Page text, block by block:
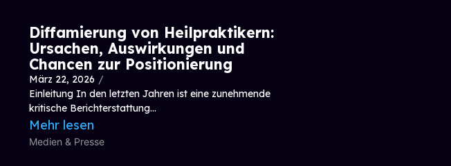
Diffamierung von Heilpraktikern:
Ursachen, Auswirkungen und
Chancen zur Positionierung
März 22, 2026 /
Einleitung In den letzten Jahren ist eine zunehmende
kritische Berichterstattung...
Mehr lesen
Medien & Presse